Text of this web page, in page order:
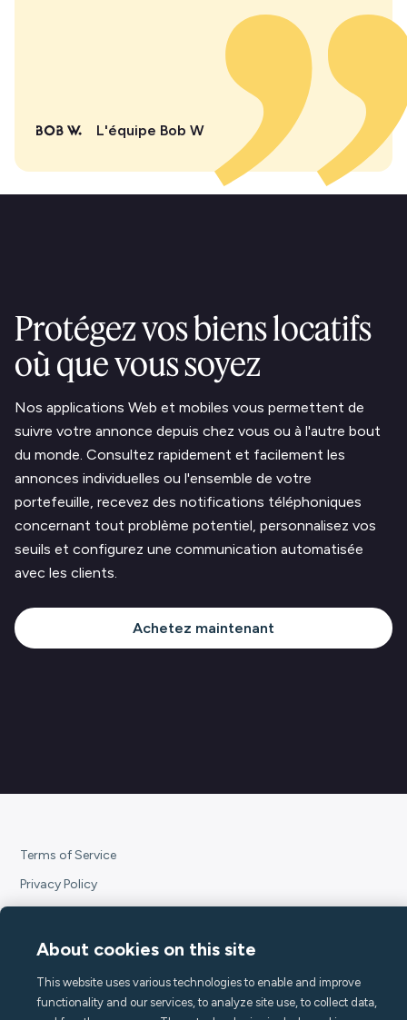
L'équipe Bob W
Protégez vos biens locatifs
où que vous soyez
Nos applications Web et mobiles vous permettent de
suivre votre annonce depuis chez vous ou à l'autre bout
du monde. Consultez rapidement et facilement les
annonces individuelles ou l'ensemble de votre
portefeuille, recevez des notifications téléphoniques
concernant tout problème potentiel, personnalisez vos
seuils et configurez une communication automatisée
avec les clients.
Achetez maintenant
Terms of Service
Privacy Policy
Declaration of Conformity
Open source at Minut
About cookies on this site
This website uses various technologies to enable and improve
functionality and our services, to analyze site use, to collect data,